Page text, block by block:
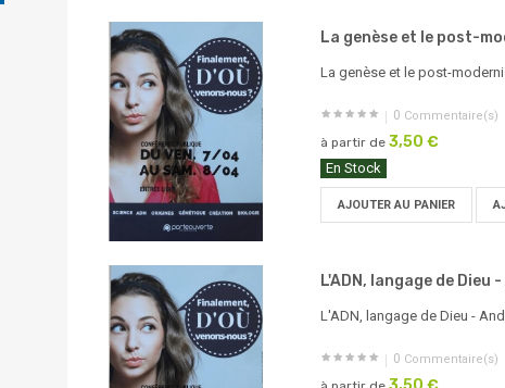
La genèse et le post-
La genèse et le post-
0 Commentaire(s)
à partir de 3,50 €
En Stock
AJOUTER AU PANIER
L'ADN, langage de Dieu
L'ADN, langage de Dieu -
0 Commentaire(s)